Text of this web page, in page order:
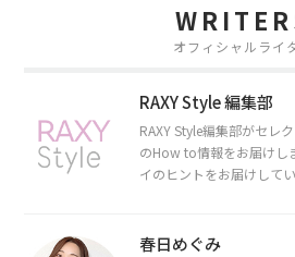
オフィシャルライ
RAXY Style 編集部
RAXY Style編集部がセレ
のHow to情報をお届けし
イのヒントをお届けして
春日めぐみ